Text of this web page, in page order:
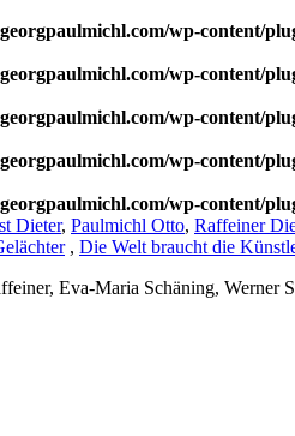
wp-content/
wp-content/
wp-content/
wp-content/
wp-content/
Dieter, Paulmichl Otto, Raffeiner
, Die Welt braucht die
Eva-Maria Schäning,